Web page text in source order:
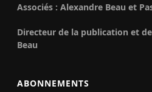
Associés : Alexandre Beau et
Directeur de la publication et
Beau
ABONNEMENTS